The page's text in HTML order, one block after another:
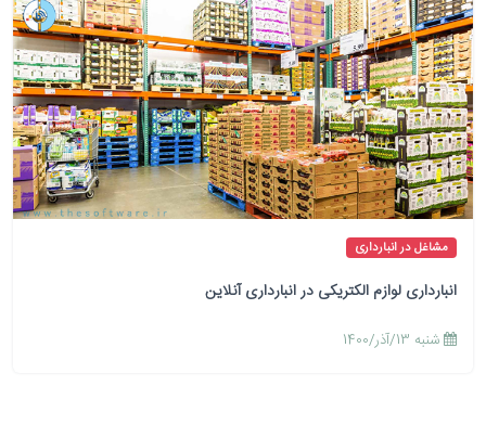
مشاغل در انبارداری
انبارداری لوازم الکتریکی در انبارداری آنلاین
شنبه 13/آذر/1400